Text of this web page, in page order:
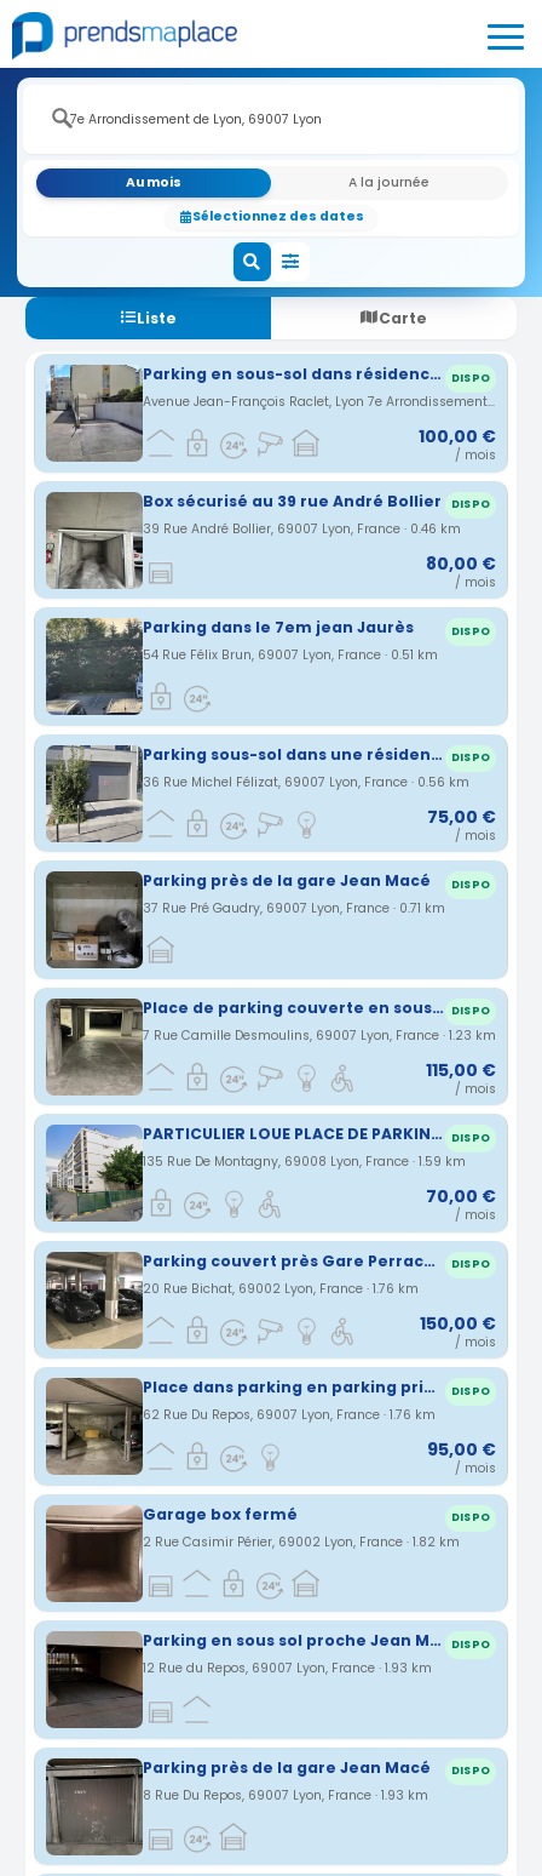
Au mois
A la journée
Sélectionnez des dates
Liste Carte
Parking en sous-sol dans résidence sécurisée neuve Lyon 7 DISPO
Avenue Jean-François Raclet, Lyon 7e Arrondissement, Auvergne-Rhône-Alpes, France · 0.38 km
100,00 €
/ mois
Box sécurisé au 39 rue André Bollier DISPO
39 Rue André Bollier, 69007 Lyon, France · 0.46 km
80,00 €
/ mois
Parking dans le 7em jean Jaurès DISPO
54 Rue Félix Brun, 69007 Lyon, France · 0.51 km
Parking sous-sol dans une résidence sécurisée pres de Jean Jaures metro DISPO
36 Rue Michel Félizat, 69007 Lyon, France · 0.56 km
75,00 €
/ mois
Parking près de la gare Jean Macé DISPO
37 Rue Pré Gaudry, 69007 Lyon, France · 0.71 km
Place de parking couverte en sous-sol sécurisé à Lyon 7ème DISPO
7 Rue Camille Desmoulins, 69007 Lyon, France · 1.23 km
115,00 €
/ mois
PARTICULIER LOUE PLACE DE PARKING DANS RESIDENCE SECURISER 135 RUE DE MONTAGNY 69008 DISPO
135 Rue De Montagny, 69008 Lyon, France · 1.59 km
70,00 €
/ mois
Parking couvert près Gare Perrache / Confluence DISPO
20 Rue Bichat, 69002 Lyon, France · 1.76 km
150,00 €
/ mois
Place dans parking en parking privé sous terrain Lyon 7° DISPO
62 Rue Du Repos, 69007 Lyon, France · 1.76 km
95,00 €
/ mois
Garage box fermé DISPO
2 Rue Casimir Périer, 69002 Lyon, France · 1.82 km
Parking en sous sol proche Jean Macé DISPO
12 Rue du Repos, 69007 Lyon, France · 1.93 km
Parking près de la gare Jean Macé DISPO
8 Rue Du Repos, 69007 Lyon, France · 1.93 km